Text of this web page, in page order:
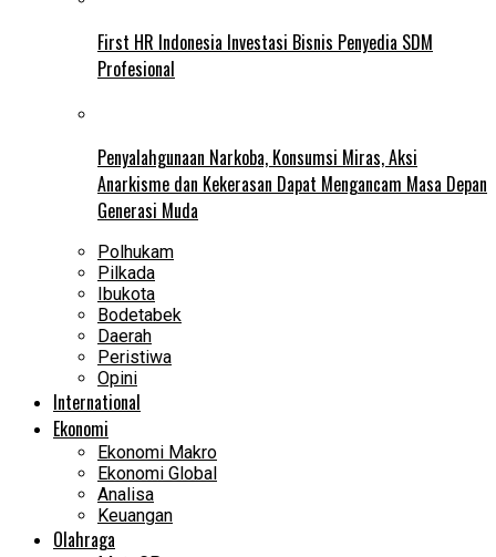
First HR Indonesia Investasi Bisnis Penyedia SDM
Profesional
Penyalahgunaan Narkoba, Konsumsi Miras, Aksi
Anarkisme dan Kekerasan Dapat Mengancam Masa Depan
Generasi Muda
Polhukam
Pilkada
Ibukota
Bodetabek
Daerah
Peristiwa
Opini
International
Ekonomi
Ekonomi Makro
Ekonomi Global
Analisa
Keuangan
Olahraga